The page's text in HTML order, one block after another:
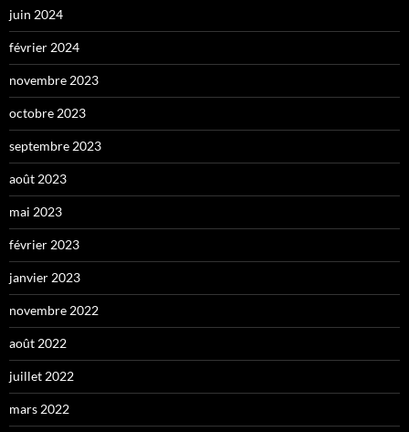
juin 2024
février 2024
novembre 2023
octobre 2023
septembre 2023
août 2023
mai 2023
février 2023
janvier 2023
novembre 2022
août 2022
juillet 2022
mars 2022